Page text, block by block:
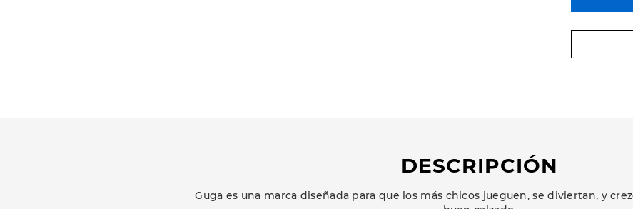
DESCRIPCIÓN
Guga es una marca diseñada para que los más chicos jueguen, se diviertan, y